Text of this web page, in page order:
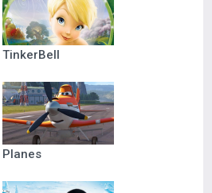
TinkerBell
Planes